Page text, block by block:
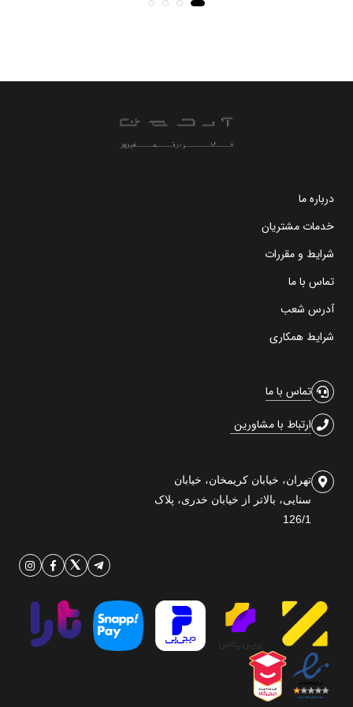
درباره ما
خدمات مشتریان
شرایط و مقررات
تماس با ما
آدرس شعب
شرایط همکاری
تماس با ما
ارتباط با مشاورین
تهران، خیابان کریمخان، خیابان
سنایی، بالاتر از خیابان خدری، پلاک
126/1